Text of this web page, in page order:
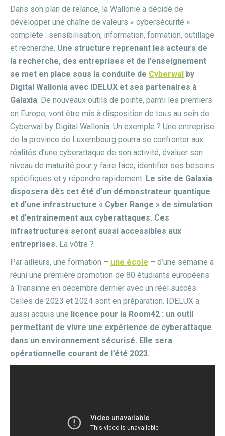
Dans son plan de relance, la Wallonie a décidé de
développer une chaîne de valeurs « cybersécurité »
complète : sensibilisation, information, formation, outillage
et recherche. Une structure reprenant les acteurs de
la recherche, des entreprises et de l’enseignement
se met en place sous la conduite de Cyberwal by
Digital Wallonia avec IDELUX et ses partenaires à
Galaxia . De nouveaux outils de pointe, parmi les premiers
en Europe, vont être mis à disposition de tous au sein de
Cyberwal by Digital Wallonia. Un exemple ? Une entreprise
de la province de Luxembourg pourra se confronter aux
réalités d’une cyberattaque de son activité, évaluer son
niveau de maturité pour y faire face, identifier ses besoins
spécifiques et y répondre rapidement. Le site de Galaxia
disposera dès cet été d’un démonstrateur quantique
et d’une infrastructure « Cyber Range » de simulation
et d’entraînement aux cyberattaques. Ces
infrastructures seront aussi accessibles aux
entreprises. La vôtre ?
Par ailleurs, une formation – une école – d’une semaine a
réuni une première promotion de 80 étudiants européens
à Transinne en décembre dernier avec un réel succès.
Celles de 2023 et 2024 sont en préparation. IDELUX a
aussi acquis une licence pour la Room42 : un outil
permettant de vivre une expérience de cyberattaque
dans un environnement sécurisé. Elle sera
opérationnelle courant de l’été 2023.